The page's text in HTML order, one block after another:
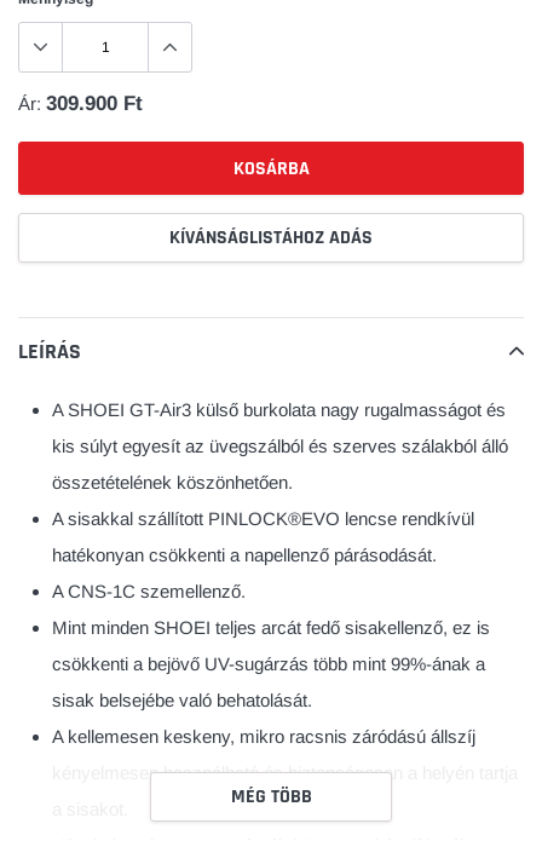
Ár: 309.900 Ft
KOSÁRBA
KÍVÁNSÁGLISTÁHOZ ADÁS
frissítése
LEÍRÁS
A SHOEI GT-Air3 külső burkolata nagy rugalmasságot és
kis súlyt egyesít az üvegszálból és szerves szálakból álló
összetételének köszönhetően.
A sisakkal szállított PINLOCK®EVO lencse rendkívül
hatékonyan csökkenti a napellenző párásodását.
A CNS-1C szemellenző.
Mint minden SHOEI teljes arcát fedő sisakellenző, ez is
csökkenti a bejövő UV-sugárzás több mint 99%-ának a
sisak belsejébe való behatolását.
A kellemesen keskeny, mikro racsnis záródású állszíj
kényelmesen használható és biztonságosan a helyén tartja
MÉG TÖBB